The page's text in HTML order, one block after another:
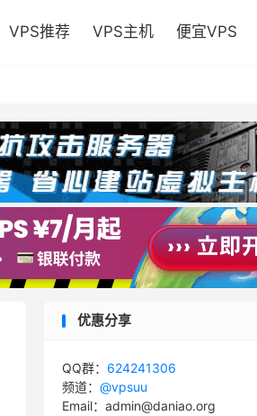
VPS推荐 VPS主机 便宜VPS
优惠分享
QQ群： 624241306
频道： @vpsuu
Email：admin@daniao.org